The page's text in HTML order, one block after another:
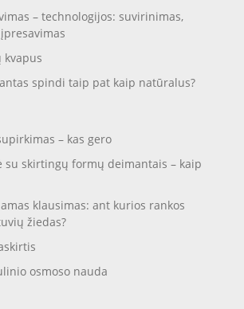
– technologijos: suvirinimas,
spindi taip pat kaip natūralus?
– kas gero
su skirtingų formų deimantais – kaip
klausimas: ant kurios rankos
žiedas?
osmoso nauda